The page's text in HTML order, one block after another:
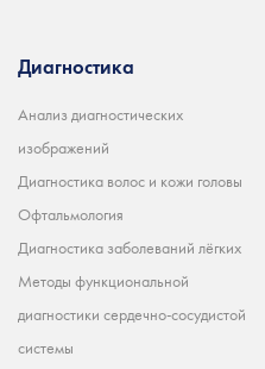
Диагностика
Анализ диагностических
изображений
Диагностика волос и кожи головы
Офтальмология
Диагностика заболеваний лёгких
Методы функциональной
диагностики сердечно-сосудистой
системы